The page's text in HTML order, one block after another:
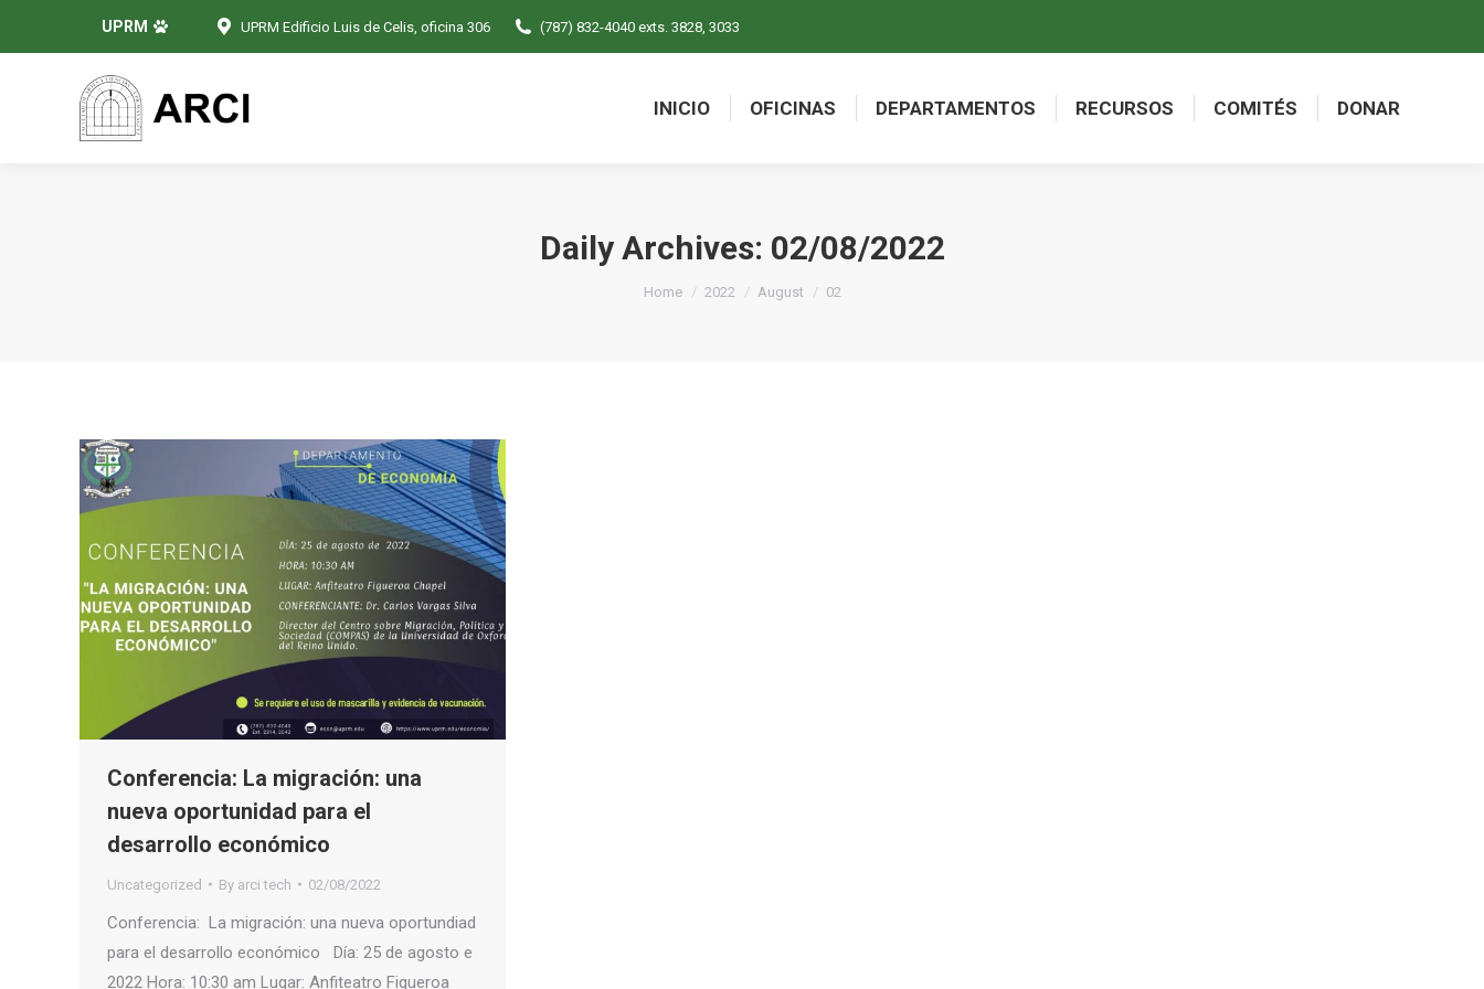
UPRM UPRM Edificio Luis de Celis, oficina 306 (787) 832-4040 exts. 3828, 3033
INICIO OFICINAS DEPARTAMENTOS RECURSOS COMITÉS DONAR
Daily Archives: 02/08/2022
You are here:
Home 2022 August 02
Conferencia: La migración: una
nueva oportunidad para el
desarrollo económico
Uncategorized By arci tech 02/08/2022
Conferencia: La migración: una nueva oportundiad
para el desarrollo económico Día: 25 de agosto e
2022 Hora: 10:30 am Lugar: Anfiteatro Figueroa
INICIO